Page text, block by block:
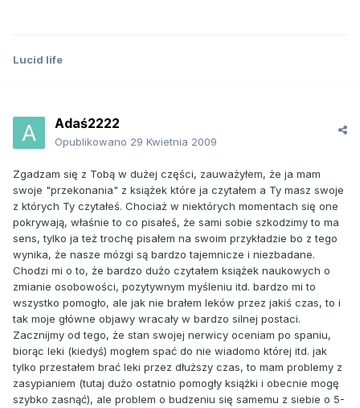
Lucid life
Adaś2222
Opublikowano 29 Kwietnia 2009
Zgadzam się z Tobą w dużej części, zauważyłem, że ja mam
swoje "przekonania" z książek które ja czytałem a Ty masz swoje
z których Ty czytałeś. Chociaż w niektórych momentach się one
pokrywają, właśnie to co pisałeś, że sami sobie szkodzimy to ma
sens, tylko ja też trochę pisałem na swoim przykładzie bo z tego
wynika, że nasze mózgi są bardzo tajemnicze i niezbadane.
Chodzi mi o to, że bardzo dużo czytałem książek naukowych o
zmianie osobowości, pozytywnym myśleniu itd. bardzo mi to
wszystko pomogło, ale jak nie brałem leków przez jakiś czas, to i
tak moje główne objawy wracały w bardzo silnej postaci.
Zacznijmy od tego, że stan swojej nerwicy oceniam po spaniu,
biorąc leki (kiedyś) mogłem spać do nie wiadomo której itd. jak
tylko przestałem brać leki przez dłuższy czas, to mam problemy z
zasypianiem (tutaj dużo ostatnio pomogły książki i obecnie mogę
szybko zasnąć), ale problem o budzeniu się samemu z siebie o 5-